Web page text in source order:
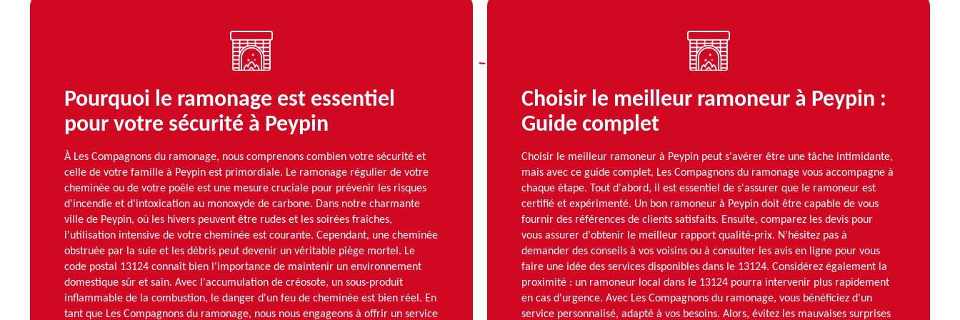
Pourquoi le ramonage est essentiel
pour votre sécurité à Peypin
À Les Compagnons du ramonage, nous comprenons combien votre sécurité et
celle de votre famille à Peypin est primordiale. Le ramonage régulier de votre
cheminée ou de votre poêle est une mesure cruciale pour prévenir les risques
d'incendie et d'intoxication au monoxyde de carbone. Dans notre charmante
ville de Peypin, où les hivers peuvent être rudes et les soirées fraîches,
l'utilisation intensive de votre cheminée est courante. Cependant, une cheminée
obstruée par la suie et les débris peut devenir un véritable piège mortel. Le
code postal 13124 connaît bien l'importance de maintenir un environnement
domestique sûr et sain. Avec l'accumulation de créosote, un sous-produit
inflammable de la combustion, le danger d'un feu de cheminée est bien réel. En
tant que Les Compagnons du ramonage, nous nous engageons à offrir un service
Choisir le meilleur ramoneur à Peypin :
Guide complet
Choisir le meilleur ramoneur à Peypin peut s'avérer être une tâche intimidante,
mais avec ce guide complet, Les Compagnons du ramonage vous accompagne à
chaque étape. Tout d'abord, il est essentiel de s'assurer que le ramoneur est
certifié et expérimenté. Un bon ramoneur à Peypin doit être capable de vous
fournir des références de clients satisfaits. Ensuite, comparez les devis pour
vous assurer d'obtenir le meilleur rapport qualité-prix. N'hésitez pas à
demander des conseils à vos voisins ou à consulter les avis en ligne pour vous
faire une idée des services disponibles dans le 13124. Considérez également la
proximité : un ramoneur local dans le 13124 pourra intervenir plus rapidement
en cas d'urgence. Avec Les Compagnons du ramonage, vous bénéficiez d'un
service personnalisé, adapté à vos besoins. Alors, évitez les mauvaises surprises